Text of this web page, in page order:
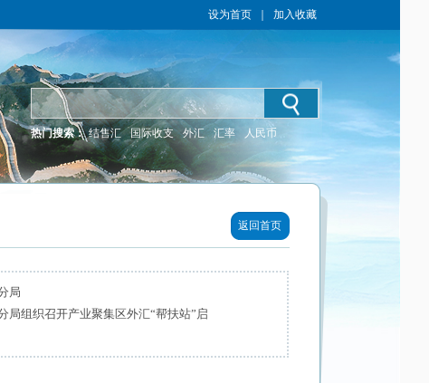
设为首页 加入收藏
热门搜索： 结售汇 国际收支 外汇 汇率 人民币
返回首页
局
局组织召开产业聚集区外汇“帮扶站”启